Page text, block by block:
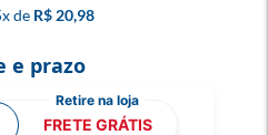
x R$ 20,98
e prazo
FRETE GRÁTIS